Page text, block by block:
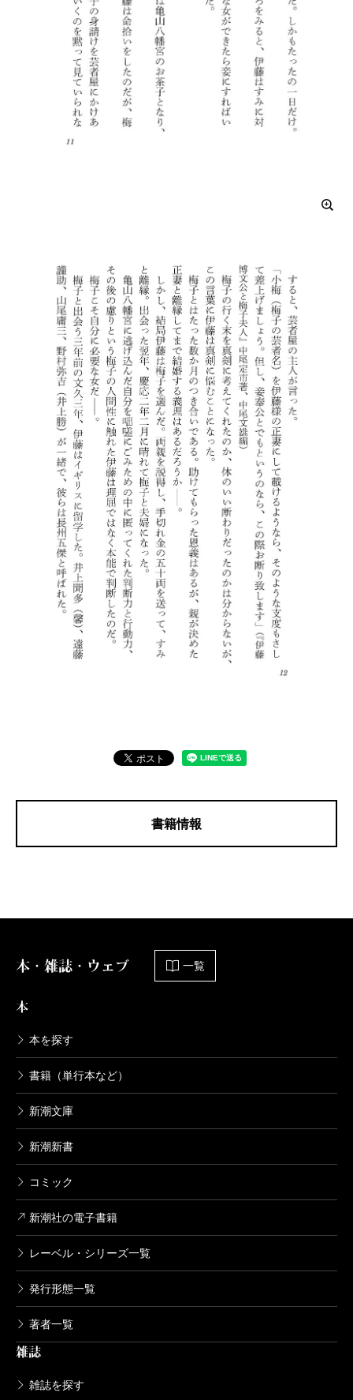
書籍情報
本・雑誌・ウェブ 一覧
本
本を探す
書籍（単行本など）
新潮文庫
新潮新書
コミック
新潮社の電子書籍
レーベル・シリーズ一覧
発行形態一覧
著者一覧
雑誌
雑誌を探す